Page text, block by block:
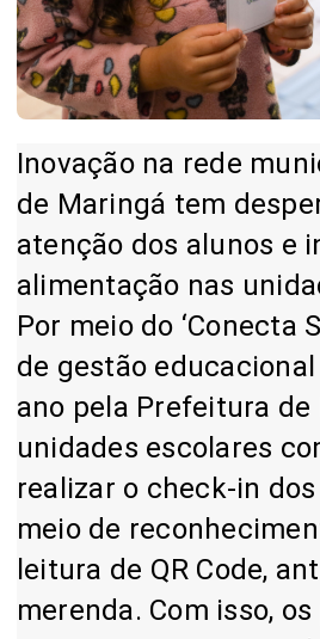
Inovação na rede
de Maringá tem
atenção dos alunos e
alimentação nas
Por meio do ‘Conecta
de gestão
ano pela Prefeitura de
unidades escolares
realizar o check-in
meio de
leitura de QR Code,
merenda. Com isso,